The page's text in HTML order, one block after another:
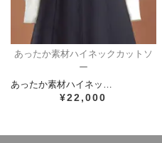
あったか素材ハイネックカットソ
ー
あったか素材ハイネッ…
¥22,000